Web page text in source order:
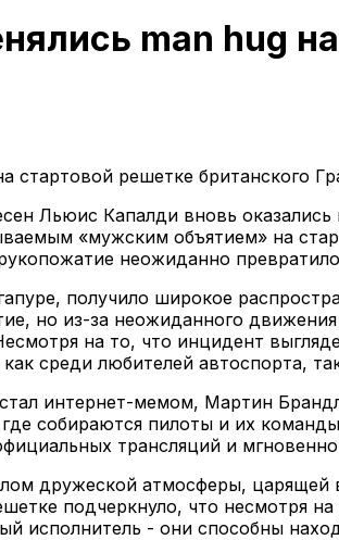
man hug
Льюис Капалди вновь
«мужским объятием» на
неожиданно
получило широкое
но из-за неожиданного
на то, что инцидент
среди любителей автоспорта,
интернет-мемом, Мартин
собираются пилоты и их
трансляций и
дружеской атмосферы,
подчеркнуло, что несмотря
исполнитель - они способны